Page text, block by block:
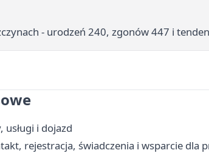
- urodzeń 240, zgonów 447 i
i dojazd
rejestracja, świadczenia i wsparcie dla